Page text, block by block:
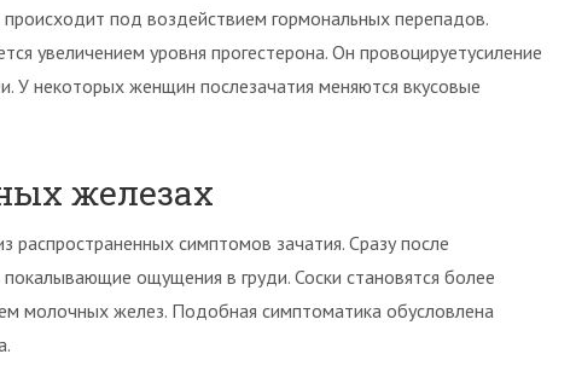
под воздействием гормональных перепадов.
увеличением уровня прогестерона. Он провоцируетусиление
У некоторых женщин послезачатия меняются вкусовые
железах
симптомов зачатия. Сразу после
ощущения в груди. Соски становятся более
молочных желез. Подобная симптоматика обусловлена